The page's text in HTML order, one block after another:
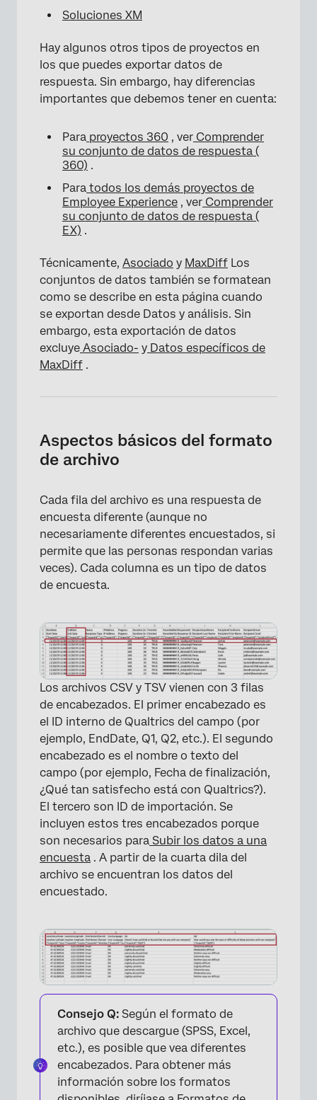
Soluciones XM
Hay algunos otros tipos de proyectos en
los que puedes exportar datos de
respuesta. Sin embargo, hay diferencias
importantes que debemos tener en cuenta:
Para proyectos 360 , ver Comprender
su conjunto de datos de respuesta (
360) .
Para todos los demás proyectos de
Employee Experience , ver Comprender
su conjunto de datos de respuesta (
EX) .
Técnicamente, Asociado y MaxDiff Los
conjuntos de datos también se formatean
como se describe en esta página cuando
se exportan desde Datos y análisis. Sin
embargo, esta exportación de datos
excluye Asociado- y Datos específicos de
MaxDiff .
Aspectos básicos del formato
de archivo
Cada fila del archivo es una respuesta de
encuesta diferente (aunque no
necesariamente diferentes encuestados, si
permite que las personas respondan varias
veces). Cada columna es un tipo de datos
de encuesta.
Los archivos CSV y TSV vienen con 3 filas
de encabezados. El primer encabezado es
el ID interno de Qualtrics del campo (por
ejemplo, EndDate, Q1, Q2, etc.). El segundo
encabezado es el nombre o texto del
campo (por ejemplo, Fecha de finalización,
¿Qué tan satisfecho está con Qualtrics?).
El tercero son ID de importación. Se
incluyen estos tres encabezados porque
son necesarios para Subir los datos a una
encuesta . A partir de la cuarta dila del
archivo se encuentran los datos del
encuestado.
Consejo Q: Según el formato de
archivo que descargue (SPSS, Excel,
etc.), es posible que vea diferentes
encabezados. Para obtener más
información sobre los formatos